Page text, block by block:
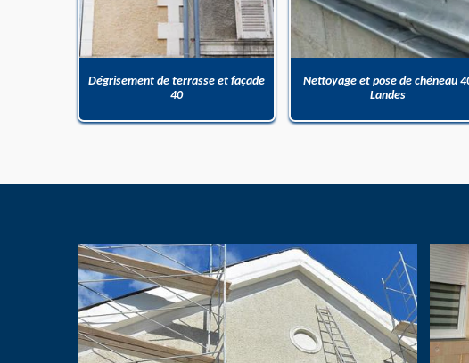
Dégrisement de terrasse et façade
40
Nettoyage et pose de chéneau
Landes